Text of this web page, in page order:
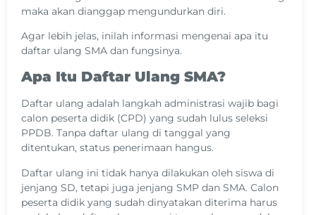
maka akan dianggap mengundurkan diri.
Agar lebih jelas, inilah informasi mengenai apa itu
daftar ulang SMA dan fungsinya.
Apa Itu Daftar Ulang SMA?
Daftar ulang adalah langkah administrasi wajib bagi
calon peserta didik (CPD) yang sudah lulus seleksi
PPDB. Tanpa daftar ulang di tanggal yang
ditentukan, status penerimaan hangus.
Daftar ulang ini tidak hanya dilakukan oleh siswa di
jenjang SD, tetapi juga jenjang SMP dan SMA. Calon
peserta didik yang sudah dinyatakan diterima harus